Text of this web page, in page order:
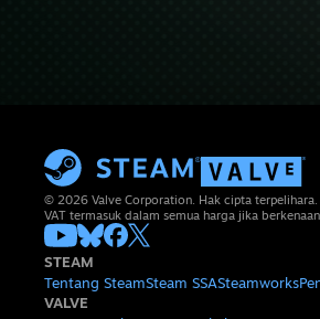
© 2026 Valve Corporation. Hak cipta
VAT termasuk dalam semua harga jika
STEAM
Tentang SteamSteam SSASteamworks
VALVE